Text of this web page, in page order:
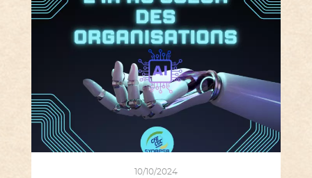
10/10/2024